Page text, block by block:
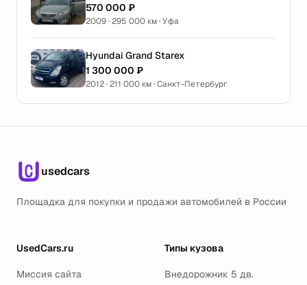
570 000 ₽
2009 · 295 000 км · Уфа
Hyundai Grand Starex
1 300 000 ₽
2012 · 211 000 км · Санкт-Петербург
usedcars
Площадка для покупки и продажи автомобилей в России
UsedCars.ru
Миссия сайта
Типы кузова
Внедорожник 5 дв.